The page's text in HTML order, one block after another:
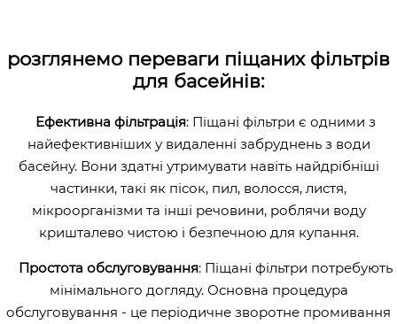
розглянемо переваги піщаних фільтрів
для басейнів:
Ефективна фільтрація: Піщані фільтри є одними з
найефективніших у видаленні забруднень з води
басейну. Вони здатні утримувати навіть найдрібніші
частинки, такі як пісок, пил, волосся, листя,
мікроорганізми та інші речовини, роблячи воду
кришталево чистою і безпечною для купання.
Простота обслуговування: Піщані фільтри потребують
мінімального догляду. Основна процедура
обслуговування - це періодичне зворотне промивання